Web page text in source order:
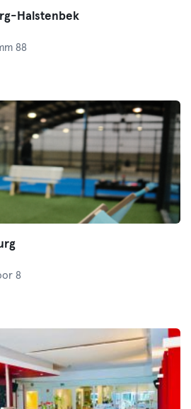
Halstenbek
88
8